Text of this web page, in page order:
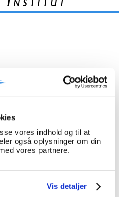
vores indhold og til at
også oplysninger om din
vores partnere.
Vis detaljer
sagn
(Kravaks slædetur).
eller år.
registreret